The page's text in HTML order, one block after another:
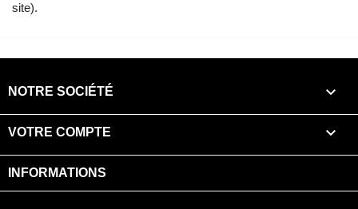
site).
NOTRE SOCIÉTÉ 
VOTRE COMPTE 
INFORMATIONS